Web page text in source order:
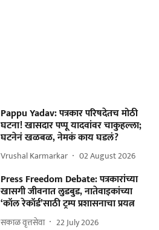
Pappu Yadav: पत्रकार परिषदेतच मोठी
घटना! खासदार पप्पू यादवांवर चाकुहल्ला;
घटनेनं खळबळ, नेमकं काय घडलं?
Vrushal Karmarkar 02 August 2026
Press Freedom Debate: पत्रकारांच्या
खासगी जीवनात लुडबुड, नातेवाइकांच्या
‘कॉल रेकॉर्ड’साठी ट्रम्प प्रशासनाचा प्रयत्न
सकाळ वृत्तसेवा 22 July 2026